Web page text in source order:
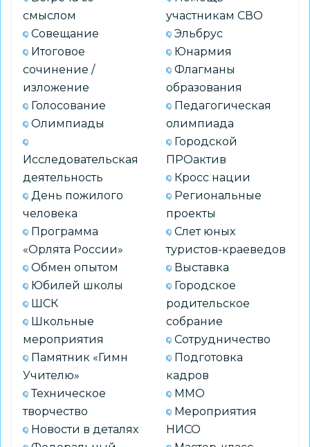
смыслом
Совещание
Итоговое
сочинение /
изложение
Голосование
Олимпиады
Исследовательская
деятельность
День пожилого
человека
Программа
«Орлята России»
Обмен опытом
Юбилей школы
ШСК
Школьные
мероприятия
Памятник «Гимн
Учителю»
Техническое
творчество
Новости в деталях
участникам СВО
Эльбрус
Юнармия
Флагманы
образования
Педагогическая
олимпиада
Городской
ПРОактив
Кросс нации
Региональные
проекты
Слет юных
туристов-краеведов
Выставка
Городское
родительское
собрание
Сотрудничество
Подготовка
кадров
ММО
Мероприятия
НИСО